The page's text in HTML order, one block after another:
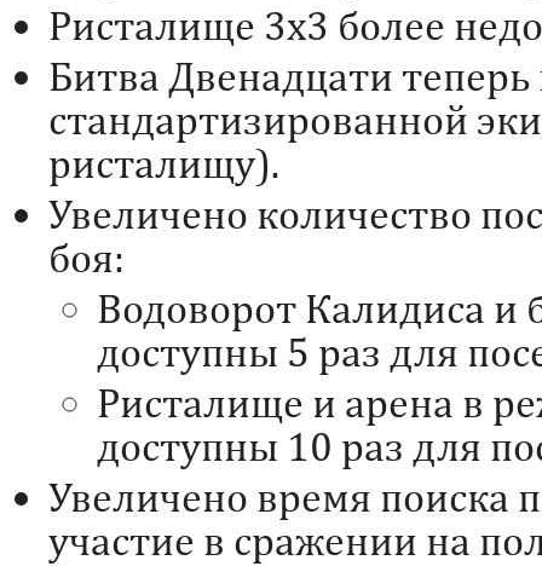
Ристалище 3х3 более
Битва Двенадцати
стандартизированной
ристалищу).
Увеличено количество
боя:
Водоворот Калидиса и
доступны 5 раз для
Ристалище и арена в
доступны 10 раз для
Увеличено время поиска
участие в сражении на